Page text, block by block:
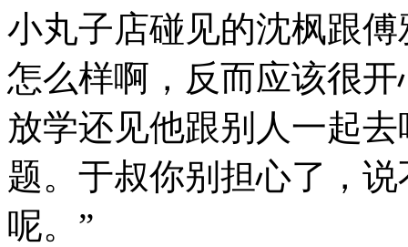
小丸子店碰见的沈枫跟
怎么样啊，反而应该很
放学还见他跟别人一起
题。于叔你别担心了，
呢。”